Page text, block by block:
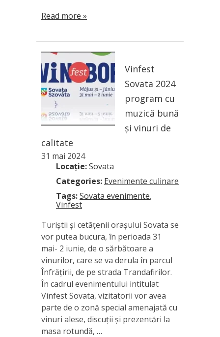
Read more »
Vinfest
Sovata 2024
program cu
muzică bună
și vinuri de
calitate
31 mai 2024
Locație:Sovata
Categories: Evenimente culinare
Tags:Sovata evenimente,
Vinfest
Turiștii și cetățenii orașului Sovata se
vor putea bucura, în perioada 31
mai- 2 iunie, de o sărbătoare a
vinurilor, care se va derula în parcul
Înfrățirii, de pe strada Trandafirilor.
În cadrul evenimentului intitulat
Vinfest Sovata, vizitatorii vor avea
parte de o zonă special amenajată cu
vinuri alese, discuții și prezentări la
masa rotundă, …